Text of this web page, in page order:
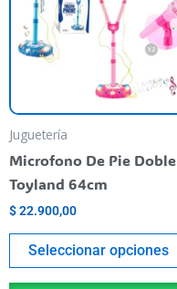
Juguetería
Microfono De Pie Doble
Toyland 64cm
$22.900,00
Seleccionar opciones